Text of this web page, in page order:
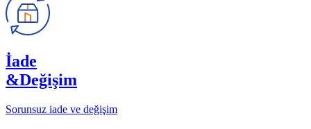
İade
&Değişim
Sorunsuz iade ve değişim